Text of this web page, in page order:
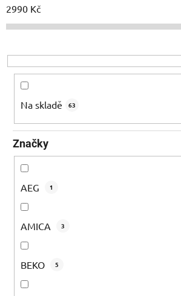
í
p
o
d
ů
2990 Kč
Na skladě 63
Značky
AEG 1
AMICA 3
BEKO 5